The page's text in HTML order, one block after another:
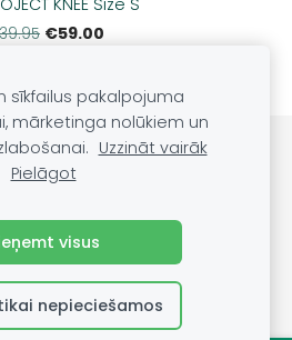
€59.00
Sīkdatnes
SIA, 2022
sīkfailus pakalpojuma
mārketinga nolūkiem un
Uzzināt vairāk
Pielāgot
visus
nepieciešamos